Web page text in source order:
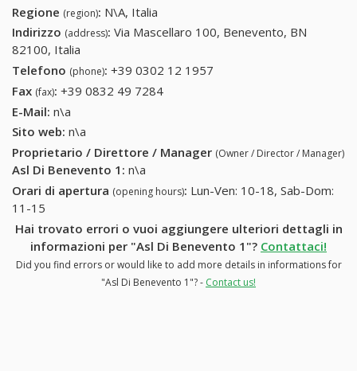
Regione (region): N\A, Italia
Indirizzo (address): Via Mascellaro 100, Benevento, BN
82100, Italia
Telefono (phone): +39 0302 12 1957
Fax (fax): +39 0832 49 7284
E-Mail: n\a
Sito web: n\a
Proprietario / Direttore / Manager (Owner / Director / Manager)
Asl Di Benevento 1 : n\a
Orari di apertura (opening hours): Lun-Ven: 10-18, Sab-Dom:
11-15
Hai trovato errori o vuoi aggiungere ulteriori dettagli in
informazioni per "Asl Di Benevento 1"? Contattaci!
Did you find errors or would like to add more details in informations for
"Asl Di Benevento 1"? - Contact us!